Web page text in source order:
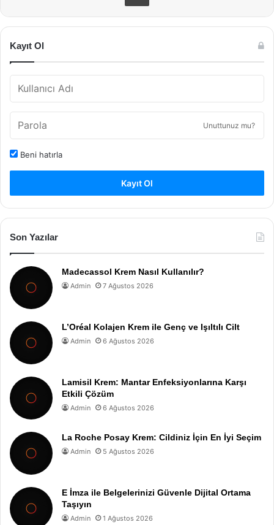
Kayıt Ol
Unuttunuz mu?
Beni hatırla
Kayıt Ol
Son Yazılar
Madecassol Krem Nasıl Kullanılır?
Admin 7 Ağustos 2026
L’Oréal Kolajen Krem ile Genç ve Işıltılı Cilt
Admin 6 Ağustos 2026
Lamisil Krem: Mantar Enfeksiyonlarına Karşı
Etkili Çözüm
Admin 6 Ağustos 2026
La Roche Posay Krem: Cildiniz İçin En İyi Seçim
Admin 5 Ağustos 2026
E İmza ile Belgelerinizi Güvenle Dijital Ortama
Taşıyın
Admin 1 Ağustos 2026